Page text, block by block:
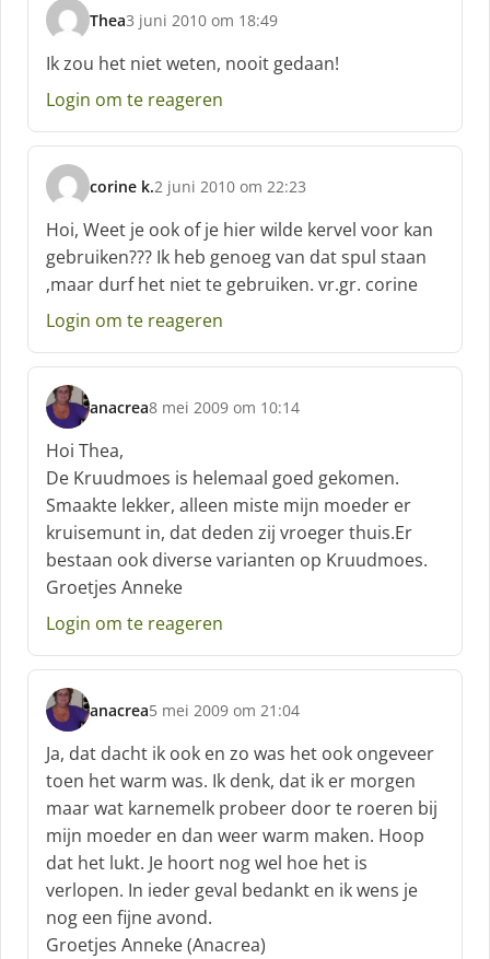
Thea
s
c
h
r
e
f
:
3 juni 2010 om 18:49
Ik zou het niet weten, nooit gedaan!
Login om te reageren
corine k.
s
c
h
r
e
e
:
2 juni 2010 om 22:23
Hoi, Weet je ook of je hier wilde kervel voor kan
gebruiken??? Ik heb genoeg van dat spul staan
,maar durf het niet te gebruiken. vr.gr. corine
Login om te reageren
anacrea
s
c
h
r
e
e
f
:
8 mei 2009 om 10:14
Hoi Thea,
De Kruudmoes is helemaal goed gekomen.
Smaakte lekker, alleen miste mijn moeder er
kruisemunt in, dat deden zij vroeger thuis.Er
bestaan ook diverse varianten op Kruudmoes.
Groetjes Anneke
Login om te reageren
anacrea
s
c
h
r
e
e
f
5 mei 2009 om 21:04
Ja, dat dacht ik ook en zo was het ook ongeveer
toen het warm was. Ik denk, dat ik er morgen
maar wat karnemelk probeer door te roeren bij
mijn moeder en dan weer warm maken. Hoop
dat het lukt. Je hoort nog wel hoe het is
verlopen. In ieder geval bedankt en ik wens je
nog een fijne avond.
Groetjes Anneke (Anacrea)